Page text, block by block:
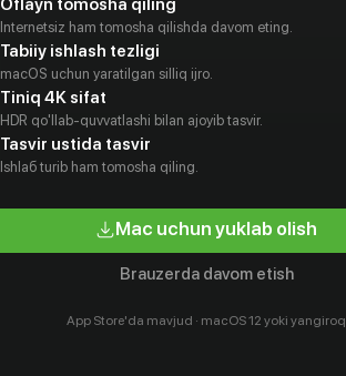
Oflayn tomosha qiling
Internetsiz ham tomosha qilishda davom eting.
Tabiiy ishlash tezligi
macOS uchun yaratilgan silliq ijro.
Tiniq 4K sifat
HDR qo'llab-quvvatlashi bilan ajoyib tasvir.
Tasvir ustida tasvir
Ishlаб turib ham tomosha qiling.
Mac uchun yuklab olish
Brauzerda davom etish
App Store'da mavjud · macOS 12 yoki yangiroq